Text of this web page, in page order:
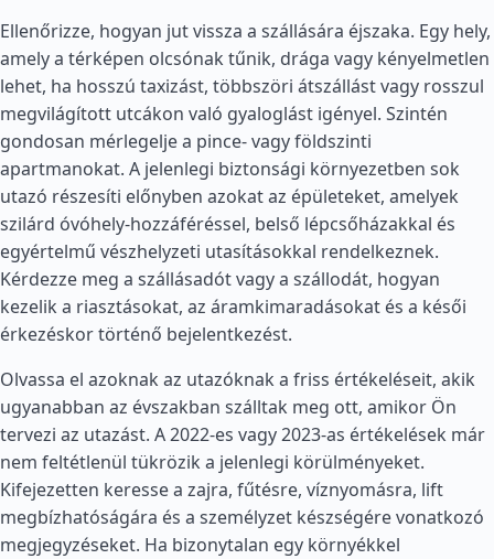
Ellenőrizze, hogyan jut vissza a szállására éjszaka. Egy hely,
amely a térképen olcsónak tűnik, drága vagy kényelmetlen
lehet, ha hosszú taxizást, többszöri átszállást vagy rosszul
megvilágított utcákon való gyaloglást igényel. Szintén
gondosan mérlegelje a pince- vagy földszinti
apartmanokat. A jelenlegi biztonsági környezetben sok
utazó részesíti előnyben azokat az épületeket, amelyek
szilárd óvóhely-hozzáféréssel, belső lépcsőházakkal és
egyértelmű vészhelyzeti utasításokkal rendelkeznek.
Kérdezze meg a szállásadót vagy a szállodát, hogyan
kezelik a riasztásokat, az áramkimaradásokat és a késői
érkezéskor történő bejelentkezést.
Olvassa el azoknak az utazóknak a friss értékeléseit, akik
ugyanabban az évszakban szálltak meg ott, amikor Ön
tervezi az utazást. A 2022-es vagy 2023-as értékelések már
nem feltétlenül tükrözik a jelenlegi körülményeket.
Kifejezetten keresse a zajra, fűtésre, víznyomásra, lift
megbízhatóságára és a személyzet készségére vonatkozó
megjegyzéseket. Ha bizonytalan egy környékkel